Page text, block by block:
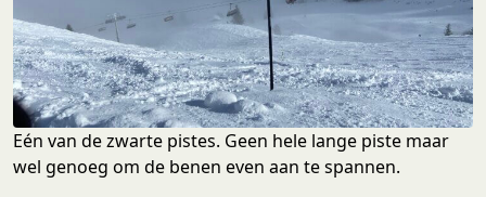
Eén van de zwarte pistes. Geen hele lange piste maar
wel genoeg om de benen even aan te spannen.